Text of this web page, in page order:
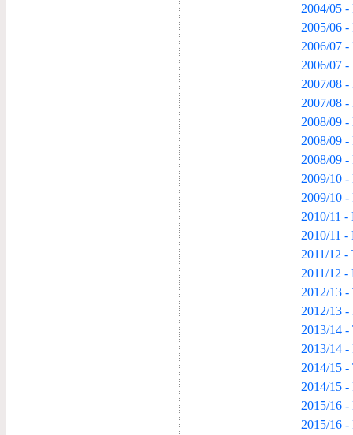
2004/05 -
2005/06 -
2006/07 -
2006/07 -
2007/08 -
2007/08 -
2008/09 -
2008/09 -
2008/09 -
2009/10 -
2009/10 -
2010/11 -
2010/11 -
2011/12 -
2011/12 -
2012/13 -
2012/13 -
2013/14 -
2013/14 -
2014/15 -
2014/15 -
2015/16 -
2015/16 -